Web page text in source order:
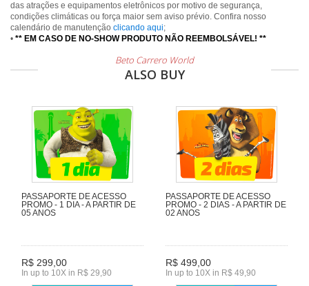
das atrações e equipamentos eletrônicos por motivo de segurança,
condições climáticas ou força maior sem aviso prévio. Confira nosso
calendário de manutenção clicando aqui;
• ** EM CASO DE NO-SHOW PRODUTO NÃO REEMBOLSÁVEL! **
Beto Carrero World
ALSO BUY
PASSAPORTE DE ACESSO
PROMO - 1 DIA - A PARTIR DE
05 ANOS
R$ 299,00
In up to 10X in R$ 29,90
PASSAPORTE DE ACESSO
PROMO - 2 DIAS - A PARTIR DE
02 ANOS
R$ 499,00
In up to 10X in R$ 49,90